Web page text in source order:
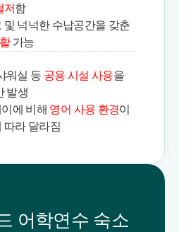
저함
넉넉한 수납공간을 갖춘
가능
워실 등 공용 시설 사용을
발생
에 비해 영어 사용 환경이
따라 달라짐
어학연수 숙소